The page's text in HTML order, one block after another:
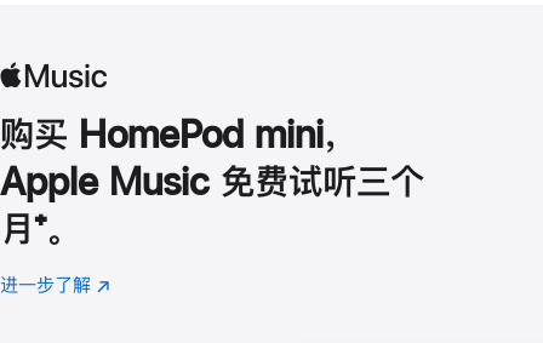
购买 HomePod mini，
Apple Music 免费试听三个
月 脚
注
⁺。
进一步了解 Apple
(在